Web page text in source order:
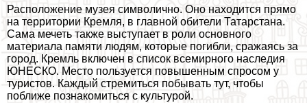
Расположение музея символично. Оно находится прямо
на территории Кремля, в главной обители Татарстана.
Сама мечеть также выступает в роли основного
материала памяти людям, которые погибли, сражаясь за
город. Кремль включен в список всемирного наследия
ЮНЕСКО. Место пользуется повышенным спросом у
туристов. Каждый стремиться побывать тут, чтобы
поближе познакомиться с культурой.